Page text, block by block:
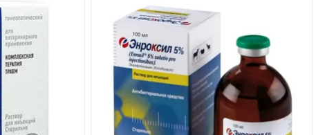
при помутнении или изменении цвета, наличии